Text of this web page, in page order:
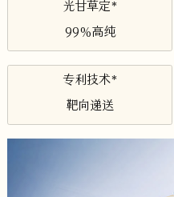
光甘草定*
99%高纯
专利技术*
靶向递送